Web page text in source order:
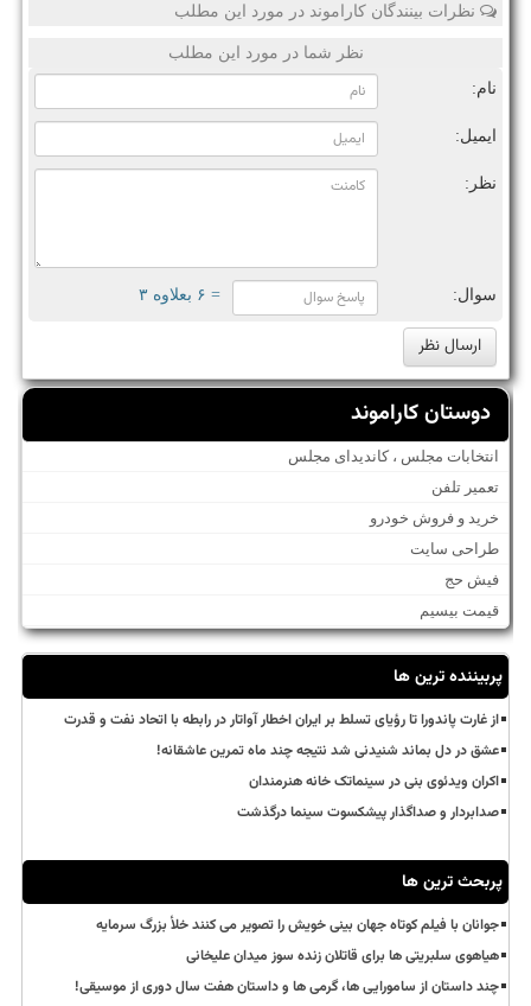
نظرات بینندگان کاراموند در مورد این مطلب
نظر شما در مورد این مطلب
نام:
ایمیل:
نظر:
سوال: = ۶ بعلاوه ۳
دوستان کاراموند
انتخابات مجلس ، کاندیدای مجلس
تعمیر تلفن
خرید و فروش خودرو
طراحی سایت
فیش حج
قیمت بیسیم
پربیننده ترین ها
از غارت پاندورا تا رؤیای تسلط بر ایران اخطار آواتار در رابطه با اتحاد نفت و قدرت
عشق در دل بماند شنیدنی شد نتیجه چند ماه تمرین عاشقانه!
اکران ویدئوی بنی در سینماتک خانه هنرمندان
صدابردار و صداگذار پیشکسوت سینما درگذشت
پربحث ترین ها
جوانان با فیلم کوتاه جهان بینی خویش را تصویر می کنند خلأ بزرگ سرمایه
هیاهوی سلبریتی ها برای قاتلان زنده سوز میدان علیخانی
چند داستان از سامورایی ها، گرمی ها و داستان هفت سال دوری از موسیقی!